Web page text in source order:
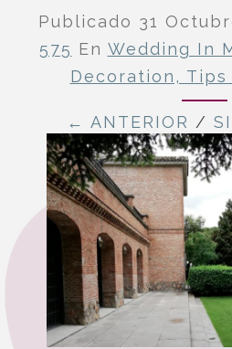
Publicado 31
575 En Wedding In
Decoration, Tips
← ANTERIOR /